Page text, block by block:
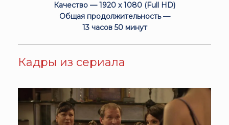
Качество — 1920 x 1080 (Full HD)
Общая продолжительность —
13 часов 50 минут
Кадры из сериала